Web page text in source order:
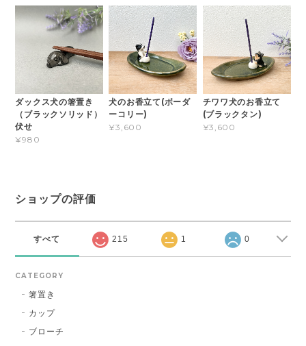
ダックス犬の箸置き
（ブラックソリッド）
伏せ
¥980
犬のお香立て(ボーダ
ーコリー)
¥3,600
チワワ犬のお香立て
(ブラックタン)
¥3,600
ショップの評価
すべて 215 1 0
CATEGORY
箸置き
カップ
ブローチ